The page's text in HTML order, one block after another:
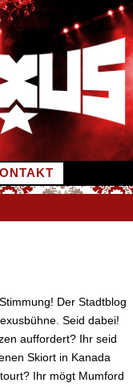
Der Stadtblog
Seid dabei!
auffordert? Ihr seid
Skiort in Kanada
Ihr mögt Mumford